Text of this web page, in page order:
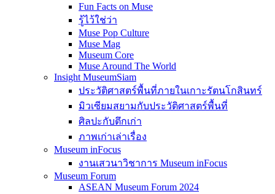
Fun Facts on Muse
รู้ไว้ใช่ว่า
Muse Pop Culture
Muse Mag
Museum Core
Muse Around The World
Insight MuseumSiam
ประวัติศาสตร์พื้นที่ภายในเกาะรัตนโกสินทร์
มิวเซียมสยามกับประวัติศาสตร์พื้นที่
ศิลปะกับตึกเก่า
ภาพเก่าเล่าเรื่อง
Museum inFocus
งานเสวนาวิชาการ Museum inFocus
Museum Forum
ASEAN Museum Forum 2024